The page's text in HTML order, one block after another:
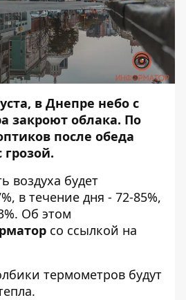
в Днепре небо с
закроют облака. По
после обеда
воздуха будет
в течение дня - 72-85%,
Об этом
со ссылкой на
термометров будут